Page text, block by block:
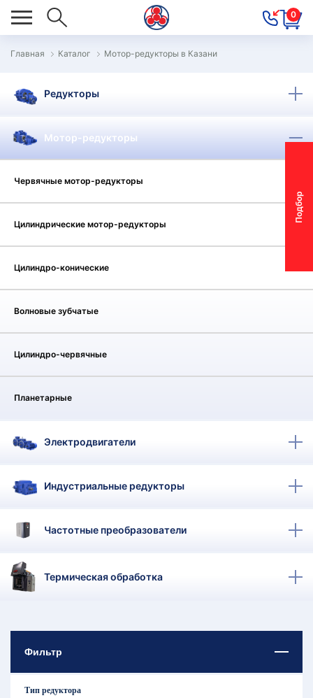
0
П
о
д
б
о
р
м
о
т
о
р
-
р
е
д
у
к
т
о
р
Главная Каталог Мотор-редукторы в Казани
Редукторы
Мотор-редукторы
Червячные мотор-редукторы
Цилиндрические мотор-редукторы
Цилиндро-конические
Волновые зубчатые
Цилиндро-червячные
Планетарные
Электродвигатели
Индустриальные редукторы
Частотные преобразователи
Термическая обработка
Фильтр
Тип редуктора